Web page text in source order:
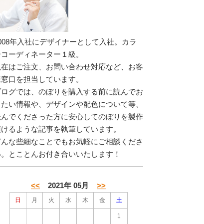
年入社にデザイナーとして入社。カラ
ーディネーター１級。
はご注文、お問い合わせ対応など、お客
口を担当しています。
ログでは、のぼりを購入する前に読んでお
たい情報や、デザインや配色について等、
でくださった方に安心してのぼりを製作
るような記事を執筆しています。
んな些細なことでもお気軽にご相談くださ
とことんお付き合いいたします！
<< 2021年 05月 >>
日 月 火 水 木 金 土
1